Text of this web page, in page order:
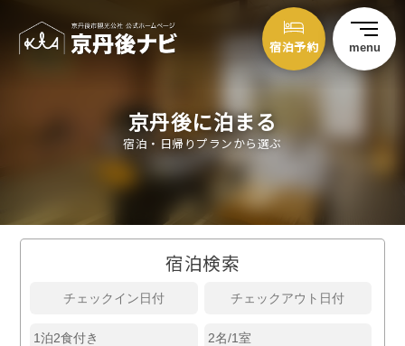
宿泊予約 menu
京丹後に泊まる
宿泊・日帰りプランから選ぶ
宿泊検索